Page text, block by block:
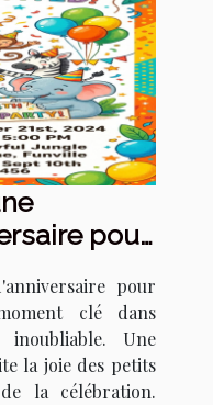
pour
pour
clé dans
inoubliable. Une
la joie des petits
la célébration.